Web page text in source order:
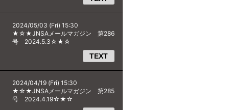
2024/05/03 (Fri) 15:30
★☆★JNSAメールマガジン 第286
号 2024.5.3☆★☆
TEXT
2024/04/19 (Fri) 15:30
★☆★JNSAメールマガジン 第285
号 2024.4.19☆★☆